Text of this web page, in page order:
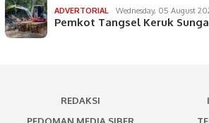
ADVERTORIAL Wednesday, 05 August
Pemkot Tangsel Keruk
REDAKSI